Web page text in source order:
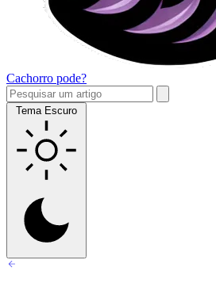
Cachorro pode?
Tema Escuro